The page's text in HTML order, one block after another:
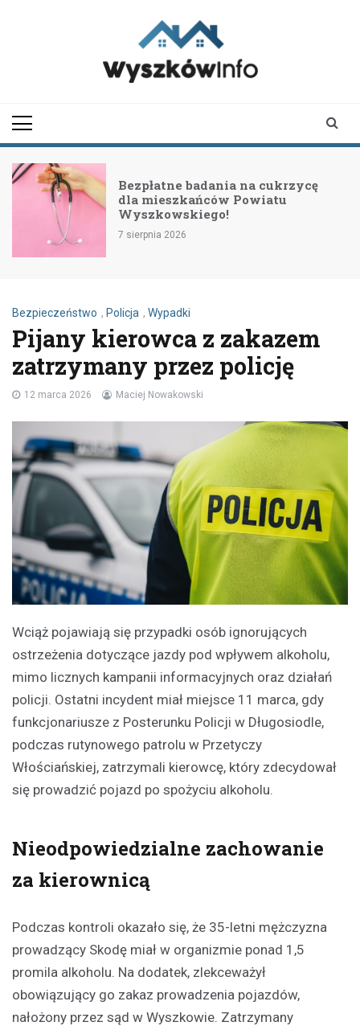
Bezpłatne badania na cukrzycę
dla mieszkańców Powiatu
Wyszkowskiego!
7 sierpnia 2026
Bezpieczeństwo , Policja , Wypadki
Pijany kierowca z zakazem
zatrzymany przez policję
12 marca 2026 Maciej Nowakowski
Wciąż pojawiają się przypadki osób ignorujących
ostrzeżenia dotyczące jazdy pod wpływem alkoholu,
mimo licznych kampanii informacyjnych oraz działań
policji. Ostatni incydent miał miejsce 11 marca, gdy
funkcjonariusze z Posterunku Policji w Długosiodle,
podczas rutynowego patrolu w Przetyczy
Włościańskiej, zatrzymali kierowcę, który zdecydował
się prowadzić pojazd po spożyciu alkoholu.
Nieodpowiedzialne zachowanie
za kierownicą
Podczas kontroli okazało się, że 35-letni mężczyzna
prowadzący Skodę miał w organizmie ponad 1,5
promila alkoholu. Na dodatek, zlekceważył
obowiązujący go zakaz prowadzenia pojazdów,
nałożony przez sąd w Wyszkowie. Zatrzymany